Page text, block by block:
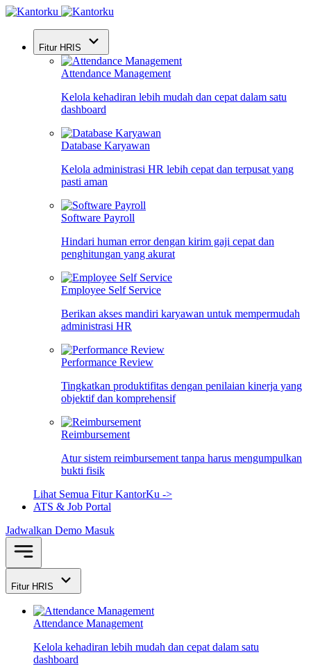
Fitur HRIS
Attendance Management
Kelola kehadiran lebih mudah dan cepat dalam satu
dashboard
Database Karyawan
Kelola administrasi HR lebih cepat dan terpusat yang
pasti aman
Software Payroll
Hindari human error dengan kirim gaji cepat dan
penghitungan yang akurat
Employee Self Service
Berikan akses mandiri karyawan untuk mempermudah
administrasi HR
Performance Review
Tingkatkan produktifitas dengan penilaian kinerja yang
objektif dan komprehensif
Reimbursement
Atur sistem reimbursement tanpa harus mengumpulkan
bukti fisik
Lihat Semua Fitur KantorKu ->
ATS & Job Portal
Jadwalkan Demo Masuk
Fitur HRIS
Attendance Management
Kelola kehadiran lebih mudah dan cepat dalam satu
dashboard